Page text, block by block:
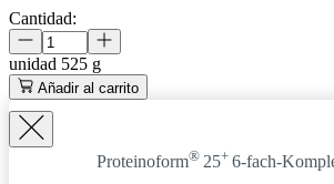
Cantidad:
unidad 525 g
Añadir al carrito
Proteinoform® 25+ 6-fach-